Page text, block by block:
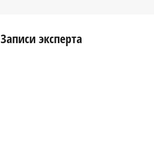
Записи эксперта